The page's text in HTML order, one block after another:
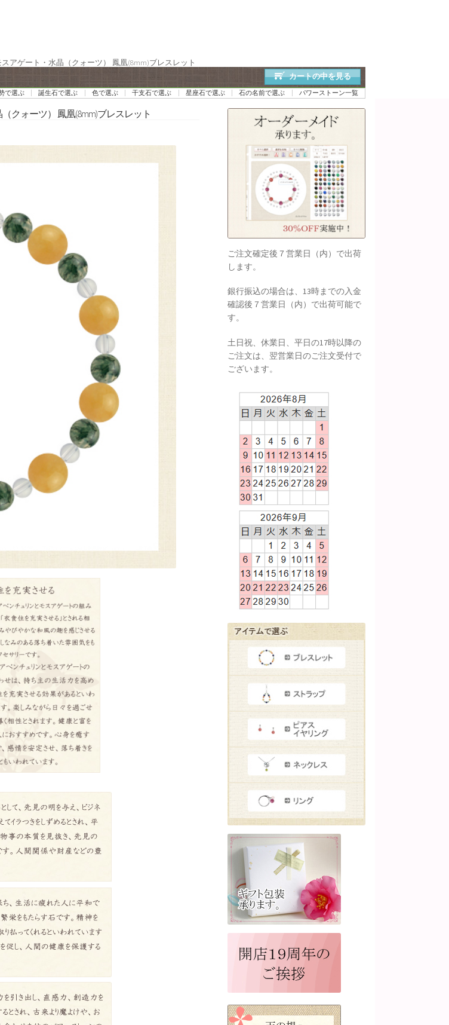
アゲート・水晶（クォーツ） 鳳凰(8mm)ブレスレット
カートの中を見る
で選ぶ 誕生石で選ぶ 色で選ぶ 干支石で選ぶ 星座石で選ぶ 石の名前で選ぶ パワーストーン一覧
クォーツ） 鳳凰(8mm)ブレスレット
ご注文確定後７営業日（内）で出荷
します。
銀行振込の場合は、13時までの入金
確認後７営業日（内）で出荷可能で
す。
土日祝、休業日、平日の17時以降の
ご注文は、翌営業日のご注文受付で
ございます。